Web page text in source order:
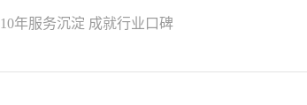
10年服务沉淀 成就行业口碑